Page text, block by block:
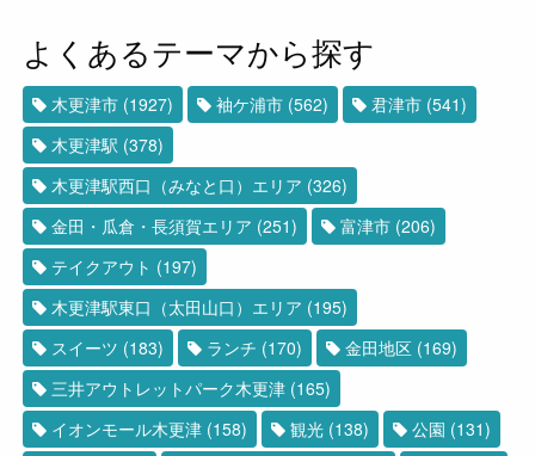
よくあるテーマから探す
木更津市 (1927) 袖ケ浦市 (562) 君津市 (541)
木更津駅 (378)
木更津駅西口（みなと口）エリア (326)
金田・瓜倉・長須賀エリア (251) 富津市 (206)
テイクアウト (197)
木更津駅東口（太田山口）エリア (195)
スイーツ (183) ランチ (170) 金田地区 (169)
三井アウトレットパーク木更津 (165)
イオンモール木更津 (158) 観光 (138) 公園 (131)